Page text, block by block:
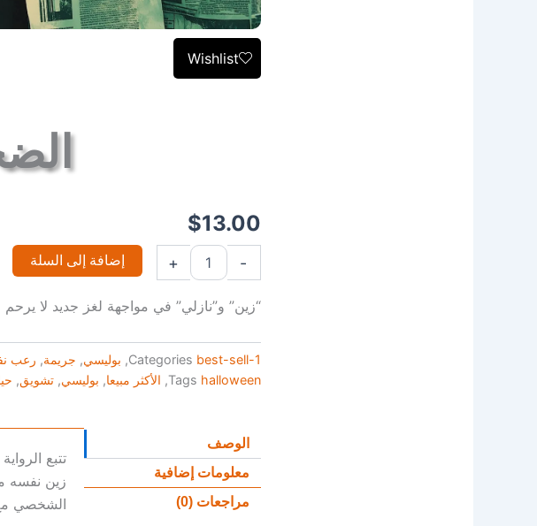
Wishlist
$13.00
-
+ إضافة إلى السلة
“زين” و”نازلي” في مواجهة لغز جديد لا
Categories best-sell-1
, بوليسي, جريمة, رعب
Tags halloween
, الأكثر مبيعا, بوليسي,تشويق,
الوصف
معلومات إضافية
مراجعات (0)
تتبع
زين نفسه
الشخصي